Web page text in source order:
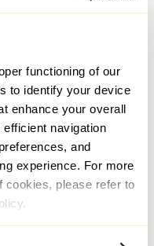
functioning of our
to identify your device
enhance your overall
navigation
and
experience. For more
cookies, please refer to
с введением
подключать
закрывать
новых
обнаружит
скорость
блокировку DPI.
позаботился о
4 режима,